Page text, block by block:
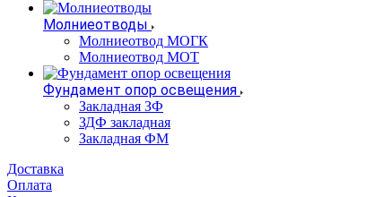
Молниеотводы
Молниеотвод МОГК
Молниеотвод МОТ
Фундамент опор освещения
Закладная ЗФ
ЗДФ закладная
Закладная ФМ
Доставка
Оплата